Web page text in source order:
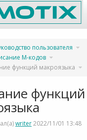
пользователя
M-кодов Переключите
дерево
иерархии
12.
Описание
M-
кодов.
функций макроязыка
функций
writer2022/11/01 13:48